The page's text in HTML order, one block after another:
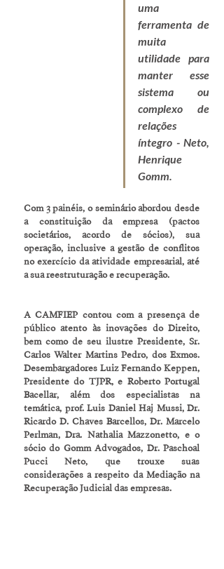
uma
ferramenta de
muita
utilidade para
manter esse
sistema ou
complexo de
relações
íntegro - Neto,
Henrique
Gomm.
Com 3 painéis, o seminário abordou desde
a constituição da empresa (pactos
societários, acordo de sócios), sua
operação, inclusive a gestão de conflitos
no exercício da atividade empresarial, até
a sua reestruturação e recuperação.
A CAMFIEP contou com a presença de
público atento às inovações do Direito,
bem como de seu ilustre Presidente, Sr.
Carlos Walter Martins Pedro, dos Exmos.
Desembargadores Luiz Fernando Keppen,
Presidente do TJPR, e Roberto Portugal
Bacellar, além dos especialistas na
temática, prof. Luis Daniel Haj Mussi, Dr.
Ricardo D. Chaves Barcellos, Dr. Marcelo
Perlman, Dra. Nathalia Mazzonetto, e o
sócio do Gomm Advogados, Dr. Paschoal
Pucci Neto, que trouxe suas
considerações a respeito da Mediação na
Recuperação Judicial das empresas.